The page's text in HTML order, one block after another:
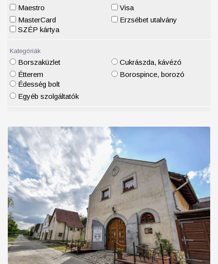
Maestro
MasterCard
Visa
Erzsébet utalvány
SZÉP kártya
Kategóriák
Borszaküzlet
Étterem
Cukrászda, kávézó
Borospince, borozó
Édesség bolt
Egyéb szolgáltatók